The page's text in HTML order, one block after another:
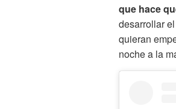
que hace
desarrollar
quieran
noche a la